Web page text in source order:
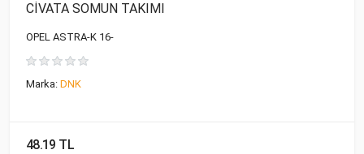
CİVATA SOMUN TAKIMI
OPEL ASTRA-K 16-
Marka: DNK
48.19 TL